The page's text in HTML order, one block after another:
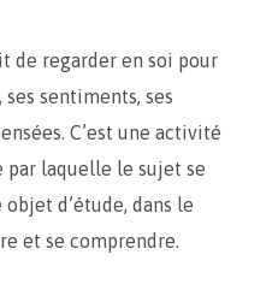
de regarder en soi pour
sentiments, ses
C’est une activité
laquelle le sujet se
d’étude, dans le
et se comprendre.